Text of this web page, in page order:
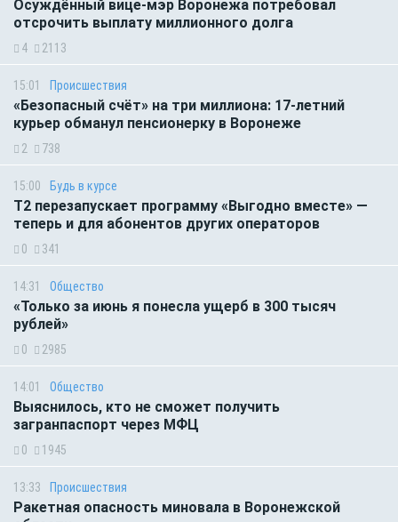
Осуждённый вице-мэр Воронежа потребовал
отсрочить выплату миллионного долга
4 2113
15:01 Происшествия
«Безопасный счёт» на три миллиона: 17-летний
курьер обманул пенсионерку в Воронеже
2 738
15:00 Будь в курсе
Т2 перезапускает программу «Выгодно вместе» —
теперь и для абонентов других операторов
0 341
14:31 Общество
«Только за июнь я понесла ущерб в 300 тысяч
рублей»
0 2985
14:01 Общество
Выяснилось, кто не сможет получить
загранпаспорт через МФЦ
0 1945
13:33 Происшествия
Ракетная опасность миновала в Воронежской